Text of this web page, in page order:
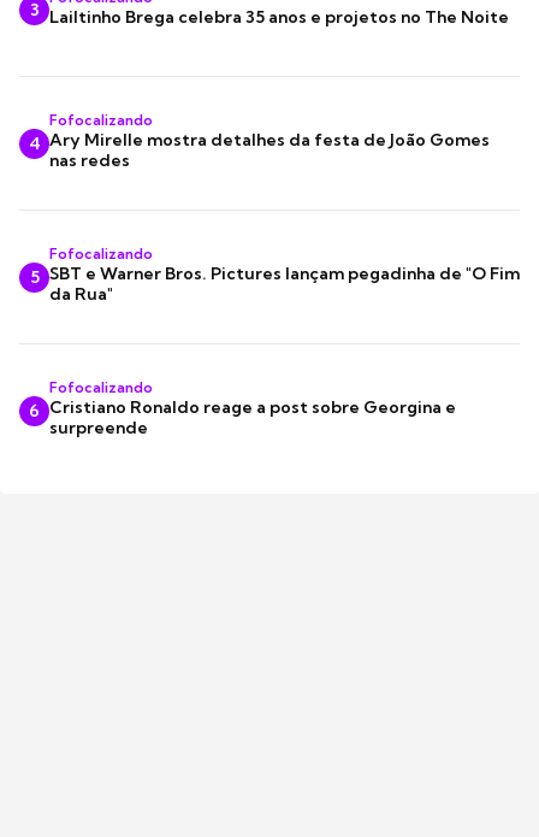
3 Lailtinho Brega celebra 35 anos e projetos no The Noite
4
Fofocalizando
Ary Mirelle mostra detalhes da festa de João Gomes
nas redes
5
Fofocalizando
SBT e Warner Bros. Pictures lançam pegadinha de "O Fim
da Rua"
6
Fofocalizando
Cristiano Ronaldo reage a post sobre Georgina e
surpreende